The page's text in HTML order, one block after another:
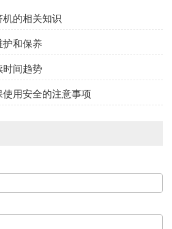
机的相关知识
护和保养
时间趋势
用安全的注意事项